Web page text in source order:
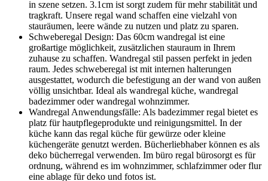
in szene setzen. 3.1cm ist sorgt zudem für mehr stabilität und
tragkraft. Unsere regal wand schaffen eine vielzahl von
stauräumen, leere wände zu nutzen und platz zu sparen.
Schweberegal Design: Das 60cm wandregal ist eine
großartige möglichkeit, zusätzlichen stauraum in Ihrem
zuhause zu schaffen. Wandregal stil passen perfekt in jeden
raum. Jedes schweberegal ist mit internen halterungen
ausgestattet, wodurch die befestigung an der wand von außen
völlig unsichtbar. Ideal als wandregal küche, wandregal
badezimmer oder wandregal wohnzimmer.
Wandregal Anwendungsfälle: Als badezimmer regal bietet es
platz für hautpflegeprodukte und reinigungsmittel. In der
küche kann das regal küche für gewürze oder kleine
küchengeräte genutzt werden. Bücherliebhaber können es als
deko bücherregal verwenden. Im büro regal bürosorgt es für
ordnung, während es im wohnzimmer, schlafzimmer oder flur
eine ablage für deko und fotos ist.